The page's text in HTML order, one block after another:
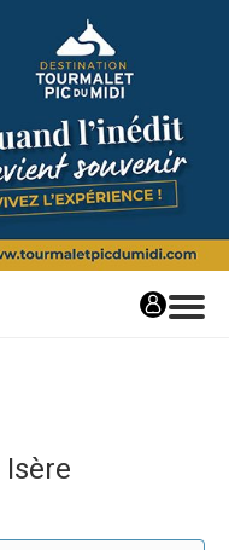
Isère